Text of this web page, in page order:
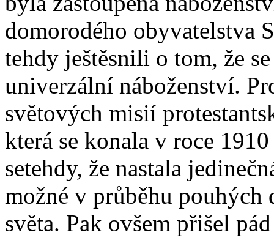
domorodého obyvatelstva
tehdy ještěsnili o tom, že
univerzální náboženství.
světových misií
která se konala v roce
setehdy, že nastala
možné v průběhu pouhých
světa. Pak ovšem přišel